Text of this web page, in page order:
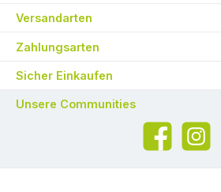
Versandarten
Zahlungsarten
Sicher Einkaufen
Unsere Communities
FacebookInstagram